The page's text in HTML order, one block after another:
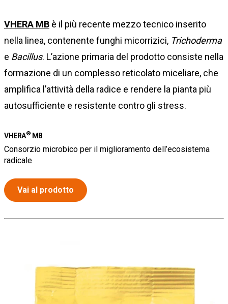
VHERA MB è il più recente mezzo tecnico inserito
nella linea, contenente funghi micorrizici, Trichoderma
e Bacillus. L’azione primaria del prodotto consiste nella
formazione di un complesso reticolato miceliare, che
amplifica l’attività della radice e rendere la pianta più
autosufficiente e resistente contro gli stress.
VHERA® MB
Consorzio microbico per il miglioramento dell’ecosistema
radicale
Vai al prodotto